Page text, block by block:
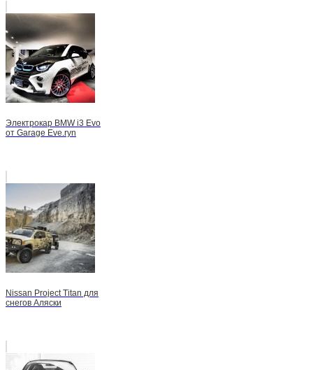
Электрокар BMW i3 Evo
от Garage Eve.ryn
Nissan Project Titan для
снегов Аляски